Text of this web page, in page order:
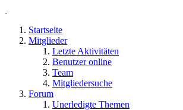
Startseite
Mitglieder
Letzte Aktivitäten
Benutzer online
Team
Mitgliedersuche
Forum
Unerledigte Themen